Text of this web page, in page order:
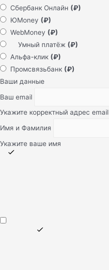
Сбербанк Онлайн (₽)
ЮMoney (₽)
WebMoney (₽)
Умный платёж (₽)
Альфа-клик (₽)
Промсвязьбанк (₽)
Ваши данные
Ваш email
Укажите корректный адрес email
Имя и Фамилия
Укажите ваше имя